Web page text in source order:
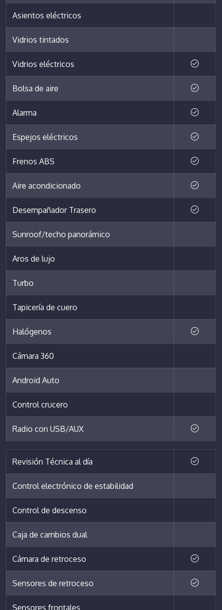
Asientos eléctricos
Vidrios tintados
Vidrios eléctricos
Bolsa de aire
Alarma
Espejos eléctricos
Frenos ABS
Aire acondicionado
Desempañador Trasero
Sunroof/techo panorámico
Aros de lujo
Turbo
Tapicería de cuero
Halógenos
Cámara 360
Android Auto
Control crucero
Radio con USB/AUX
Revisión Técnica al día
Control electrónico de estabilidad
Control de descenso
Caja de cambios dual
Cámara de retroceso
Sensores de retroceso
Sensores frontales